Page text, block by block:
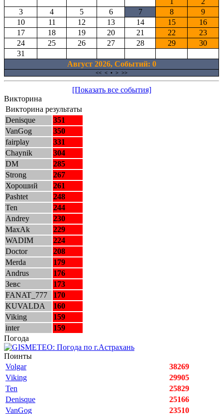
3
4 5 6 7 8
9
10
11 12 13 14 15
16
17
18 19 20 21 22
23
24
25 26 27 28 29
30
31
Август 2026, Cобытий: 0
<< < • > >>
[Показать все события]
Викторина
Викторина результаты
Denisque
351
VanGog
350
fairplay
331
Chaynik
304
DM
285
Strong
267
Хороший
261
Pashtet
248
Ten
244
Andrey
230
MaxAk
229
WADIM
224
Doctor
208
Merda
179
Andrus
176
Зевс
173
FANAT_777
170
KUVALDA
160
Viking
159
inter
159
Погода
Поинты
Volgar
38269
Viking
29905
Ten
25829
Denisque
25166
VanGog
23510